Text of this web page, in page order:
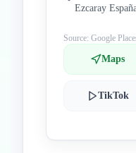
Ezcaray
Source: Google
Maps
TikTok